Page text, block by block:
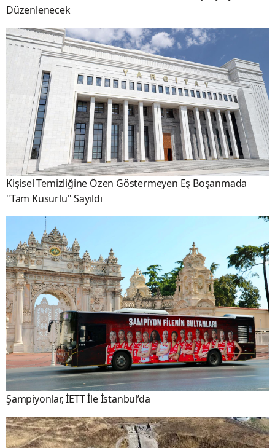
Düzenlenecek
Kişisel Temizliğine Özen Göstermeyen Eş Boşanmada
"Tam Kusurlu" Sayıldı
Şampiyonlar, İETT İle İstanbul’da